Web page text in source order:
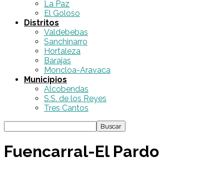
La Paz
El Goloso
Distritos
Valdebebas
Sanchinarro
Hortaleza
Barajas
Moncloa-Aravaca
Municipios
Alcobendas
S.S. de los Reyes
Tres Cantos
Fuencarral-El Pardo